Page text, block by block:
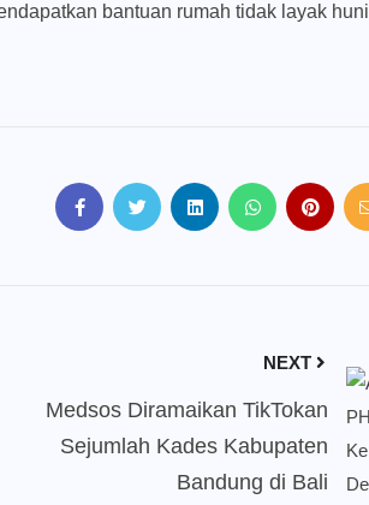
bantuan rumah tidak layak huni
NEXT
Medsos Diramaikan TikTokan
Sejumlah Kades Kabupaten
Bandung di Bali